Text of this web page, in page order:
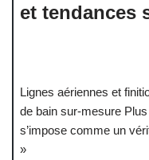
et tendances
Lignes aériennes et
de bain sur-mesure
s’impose comme un
»